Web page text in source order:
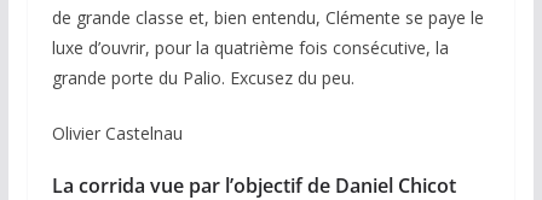
de grande classe et, bien entendu, Clémente se paye le
luxe d’ouvrir, pour la quatrième fois consécutive, la
grande porte du Palio. Excusez du peu.
Olivier Castelnau
La corrida vue par l’objectif de Daniel Chicot